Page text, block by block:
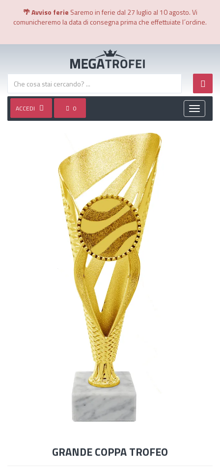
🌴 Avviso ferie Saremo in ferie dal 27 luglio al 10 agosto. Vi
comunicheremo la data di consegna prima che effettuiate l´ordine.
ACCEDI 0
Toggle
GRANDE COPPA TROFEO